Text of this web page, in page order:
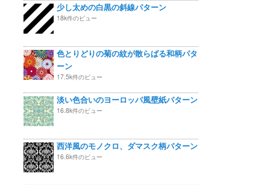
少し太めの白黒の斜線パターン
18k件のビュー
色とりどりの菊の紋が散らばる和柄パタ
ーン
17.5k件のビュー
淡い色合いのヨーロッパ風壁紙パターン
16.8k件のビュー
西洋風のモノクロ、ダマスク柄パターン
16.6k件のビュー